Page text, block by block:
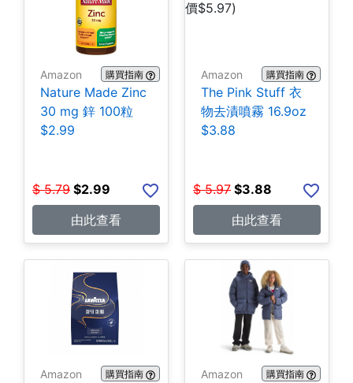
Amazon 購買指南
Nature Made Zinc
30 mg 鋅 100粒
$2.99
$ 5.79 $2.99
由此查看
Amazon 購買指南
The Pink Stuff 衣
物去漬噴霧 16.9oz
$3.88
$ 5.97 $3.88
由此查看
Amazon 購買指南 Amazon 購買指南